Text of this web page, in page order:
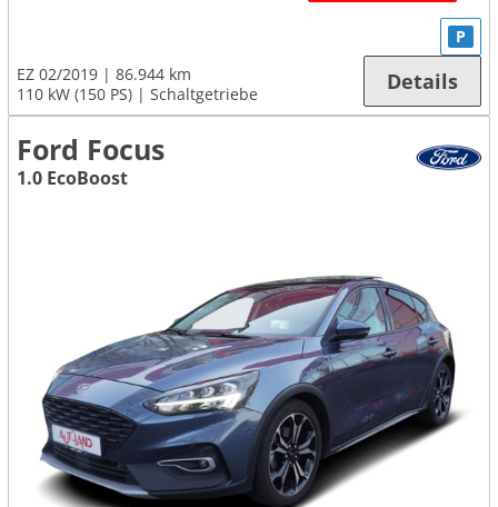
EZ 02/2019
86.944 km
110 kW (150 PS)
Schaltgetriebe
P
Details
Ford Focus
1.0 EcoBoost